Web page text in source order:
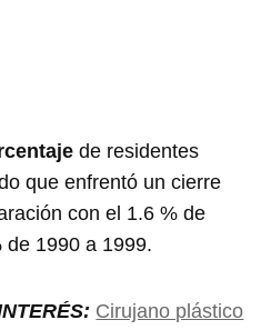
de residentes
que enfrentó un cierre
con el 1.6 % de
de 1990 a 1999.
Cirujano plástico